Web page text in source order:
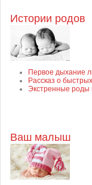
Истории родов
Первое дыхание
Рассказ о
Экстренные роды
Ваш малыш